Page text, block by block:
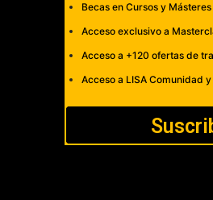
Becas en Cursos y
Acceso exclusivo a
Acceso a +120 ofertas de
Acceso a LISA Comunidad